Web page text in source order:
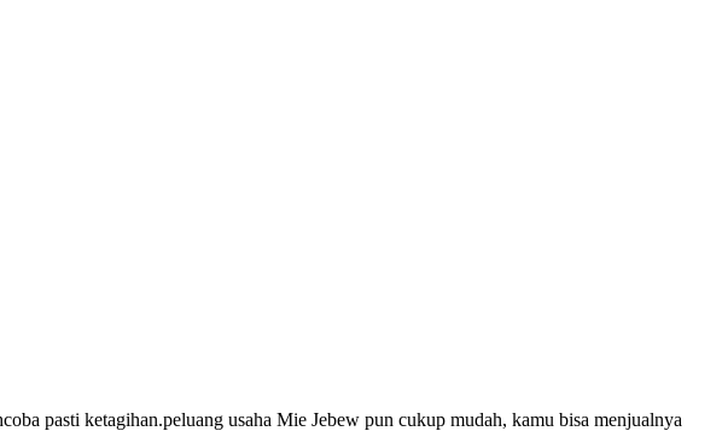
pasti ketagihan.peluang usaha Mie Jebew pun cukup mudah, kamu bisa menjualnya